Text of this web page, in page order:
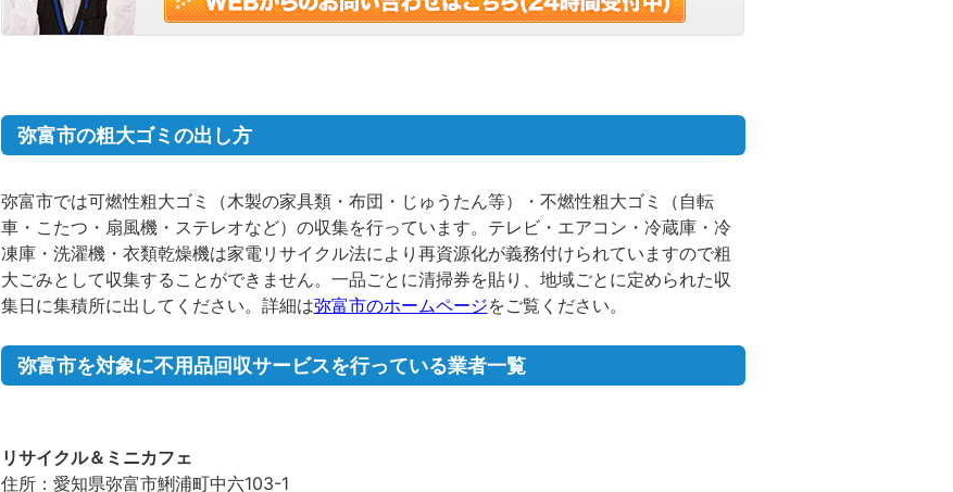
弥富市の粗大ゴミの出し方
弥富市では可燃性粗大ゴミ（木製の家具類・布団・じゅうたん等）・不燃性粗大ゴミ（自転
車・こたつ・扇風機・ステレオなど）の収集を行っています。テレビ・エアコン・冷蔵庫・冷
凍庫・洗濯機・衣類乾燥機は家電リサイクル法により再資源化が義務付けられていますので粗
大ごみとして収集することができません。一品ごとに清掃券を貼り、地域ごとに定められた収
集日に集積所に出してください。詳細は弥富市のホームページをご覧ください。
弥富市を対象に不用品回収サービスを行っている業者一覧
リサイクル＆ミニカフェ
住所：愛知県弥富市鯏浦町中六103-1